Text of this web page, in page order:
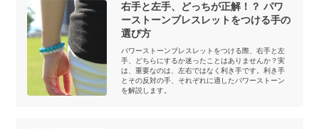
右手と左手、どっちが正解！？ パワ
ーストーンブレスレットをつける手の
選び方
パワーストーンブレスレットをつける際、右手と左
手、どちらにするか迷ったことはありませんか？実
は、重要なのは、左右ではなく利き手です。利き手
とその反対の手、それぞれに適したパワーストーン
を解説します。